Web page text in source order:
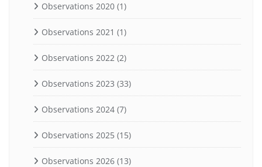
Observations 2020 (1)
Observations 2021 (1)
Observations 2022 (2)
Observations 2023 (33)
Observations 2024 (7)
Observations 2025 (15)
Observations 2026 (13)